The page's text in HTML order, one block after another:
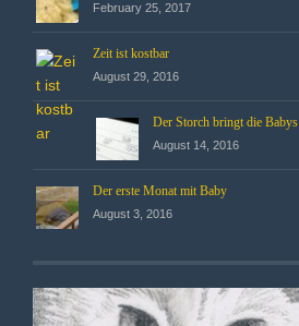
February 25, 2017
Zeit ist kostbar
August 29, 2016
Der Storch bringt die Babys
August 14, 2016
Der erste Monat mit Baby
August 3, 2016